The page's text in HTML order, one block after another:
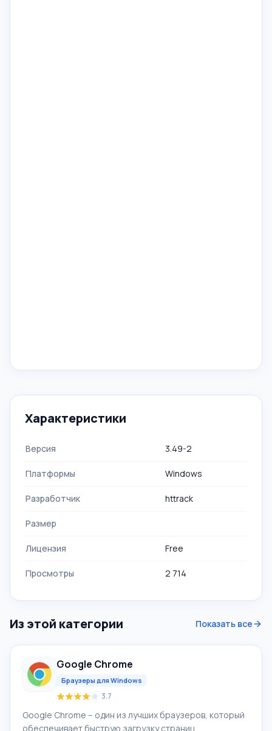
Характеристики
Версия 3.49-2
Платформы Windows
Разработчик httrack
Размер
Лицензия Free
Просмотры 2 714
Из этой категории Показать все
Google Chrome
Браузеры для Windows
3.7
Google Chrome – один из лучших браузеров, который
обеспечивает быструю загрузку страниц,